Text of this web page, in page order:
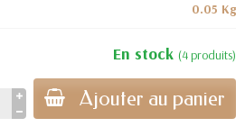
0.05 Kg
En stock (4 produits)
Ajouter au panier